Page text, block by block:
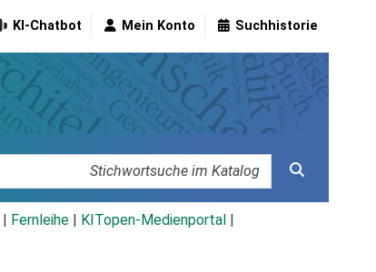
KI-Chatbot Mein Konto Suchhistorie
Fernleihe KITopen-Medienportal